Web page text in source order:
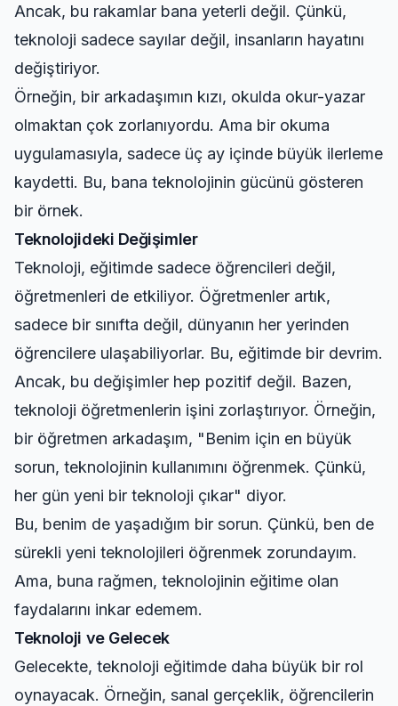
Ancak, bu rakamlar bana yeterli değil. Çünkü,
teknoloji sadece sayılar değil, insanların hayatını
değiştiriyor.
Örneğin, bir arkadaşımın kızı, okulda okur-yazar
olmaktan çok zorlanıyordu. Ama bir okuma
uygulamasıyla, sadece üç ay içinde büyük ilerleme
kaydetti. Bu, bana teknolojinin gücünü gösteren
bir örnek.
Teknolojideki Değişimler
Teknoloji, eğitimde sadece öğrencileri değil,
öğretmenleri de etkiliyor. Öğretmenler artık,
sadece bir sınıfta değil, dünyanın her yerinden
öğrencilere ulaşabiliyorlar. Bu, eğitimde bir devrim.
Ancak, bu değişimler hep pozitif değil. Bazen,
teknoloji öğretmenlerin işini zorlaştırıyor. Örneğin,
bir öğretmen arkadaşım, "Benim için en büyük
sorun, teknolojinin kullanımını öğrenmek. Çünkü,
her gün yeni bir teknoloji çıkar" diyor.
Bu, benim de yaşadığım bir sorun. Çünkü, ben de
sürekli yeni teknolojileri öğrenmek zorundayım.
Ama, buna rağmen, teknolojinin eğitime olan
faydalarını inkar edemem.
Teknoloji ve Gelecek
Gelecekte, teknoloji eğitimde daha büyük bir rol
oynayacak. Örneğin, sanal gerçeklik, öğrencilerin